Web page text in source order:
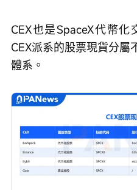
CEX也是SpaceX代幣化
CEX派系的股票現貨分屬
體系。